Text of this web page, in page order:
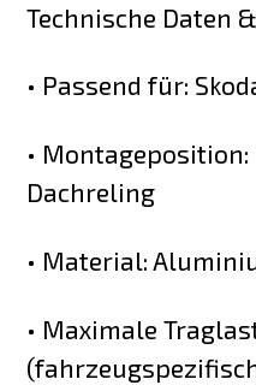
Technische Daten
• Passend für:
•
Dachreling
• Material:
• Maximale